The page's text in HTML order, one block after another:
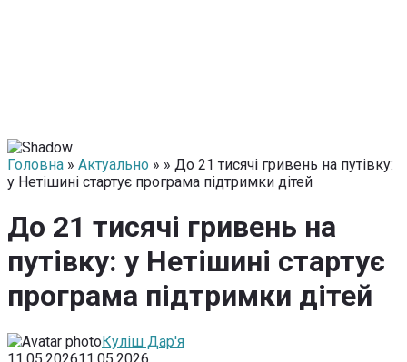
Головна » Актуально » » До 21 тисячі гривень на путівку:
у Нетішині стартує програма підтримки дітей
До 21 тисячі гривень на
путівку: у Нетішині стартує
програма підтримки дітей
Куліш Дар'я